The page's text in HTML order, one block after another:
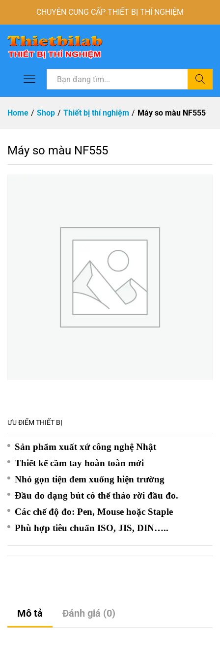
CHUYÊN CUNG CẤP THIẾT BỊ THÍ NGHIỆM
Tìm
Home / Shop / Thiết bị thí nghiệm / Máy so màu NF555
Máy so màu NF555
ƯU ĐIỂM THIẾT BỊ
Sản phẩm xuất xứ công nghệ Nhật
Thiết kế cầm tay hoàn toàn mới
Nhỏ gọn tiện đem xuống hiện trường
Đầu do dạng bút có thể tháo rời đầu đo.
Các chế độ đo: Pen, Mouse hoặc Staple
Phù hợp tiêu chuẩn ISO, JIS, DIN…..
Mô tả Đánh giá (0)